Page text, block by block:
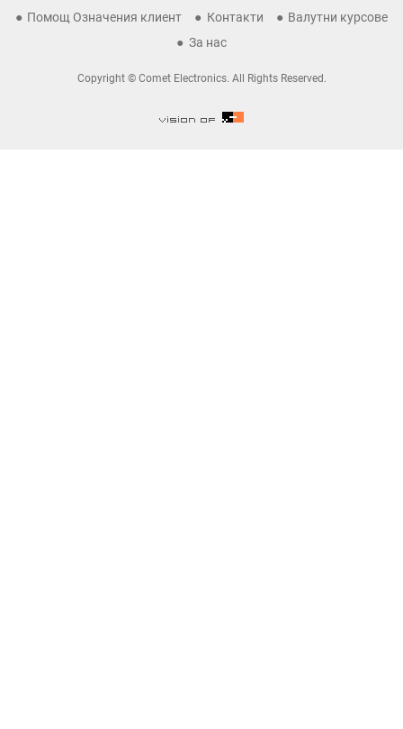
Помощ Означения клиент Контакти
Валутни курсове
За нас
Copyright © Comet Electronics. All Rights Reserved.